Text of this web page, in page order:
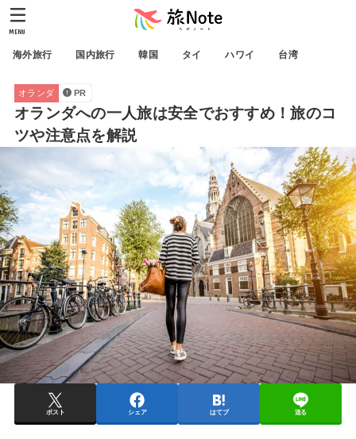
海外旅行 国内旅行 韓国 タイ ハワイ 台湾
MENU
オランダ PR
オランダへの一人旅は安全でおすすめ！旅のコ
ツや注意点を解説
ポスト シェア はてブ 送る